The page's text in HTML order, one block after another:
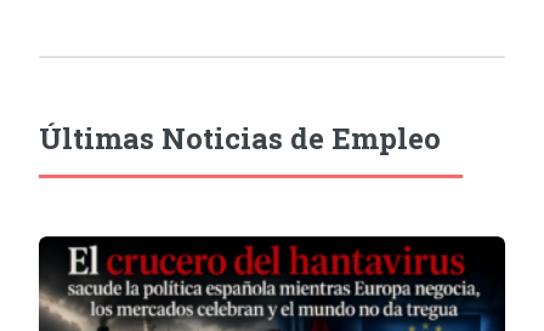
Últimas Noticias de Empleo